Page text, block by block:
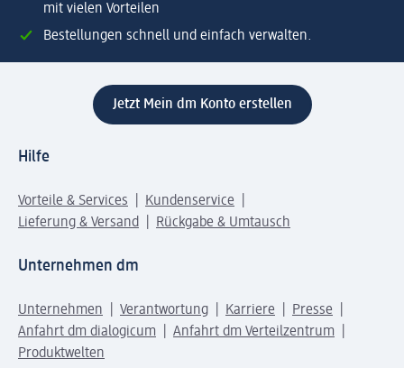
mit vielen Vorteilen
Bestellungen schnell und einfach verwalten.
Jetzt Mein dm Konto erstellen
Hilfe
Vorteile & Services
Kundenservice
Lieferung & Versand
Rückgabe & Umtausch
Unternehmen dm
Unternehmen Verantwortung Karriere
Presse
Anfahrt dm dialogicum
Anfahrt dm Verteilzentrum
Produktwelten